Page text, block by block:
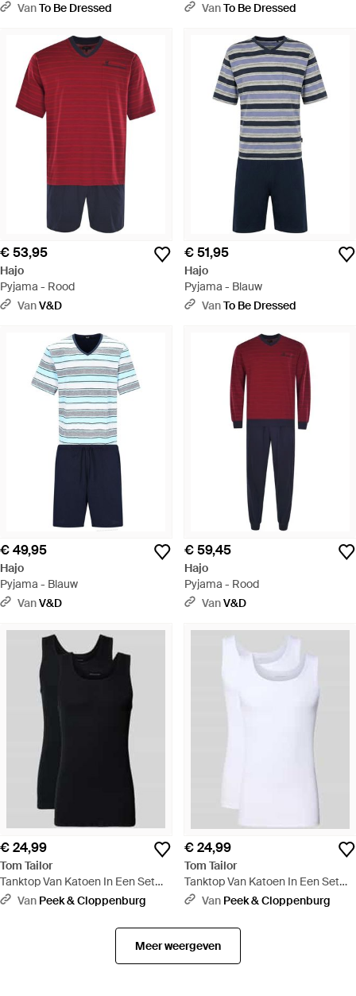
VanTo Be Dressed
VanTo Be Dressed
€ 53,95
Hajo
Pyjama - Rood
VanV&D
€ 51,95
Hajo
Pyjama - Blauw
VanTo Be Dressed
€ 49,95
Hajo
Pyjama - Blauw
VanV&D
€ 59,45
Hajo
Pyjama - Rood
VanV&D
€ 24,99
Tom Tailor
Tanktop Van Katoen In Een Set
Van 2 - Zwart
Van Peek & Cloppenburg
€ 24,99
Tom Tailor
Tanktop Van Katoen In Een Set
Van 2 - Wit
Van Peek & Cloppenburg
Meer weergeven